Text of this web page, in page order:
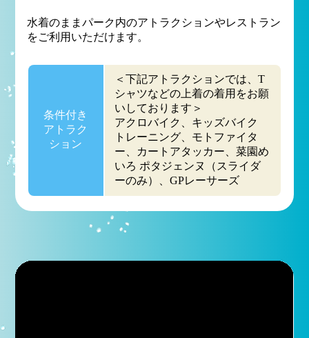
水着のままパーク内のアトラクションやレストラン
をご利用いただけます。
条件付き
アトラク
ション
＜下記アトラクションでは、T
シャツなどの上着の着用をお願
いしております＞
アクロバイク、キッズバイク
トレーニング、モトファイタ
ー、カートアタッカー、菜園め
いろ ポタジェンヌ（スライダ
ーのみ）、GPレーサーズ